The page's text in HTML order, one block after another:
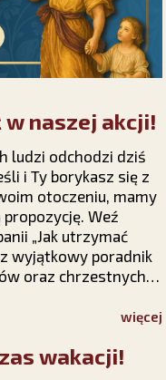
w naszej akcji!
ludzi odchodzi dziś
i Ty borykasz się z
otoczeniu, mamy
Weź
„Jak utrzymać
wyjątkowy poradnik
oraz chrzestnych i
nawrócenie i niewięcej
wakacji!